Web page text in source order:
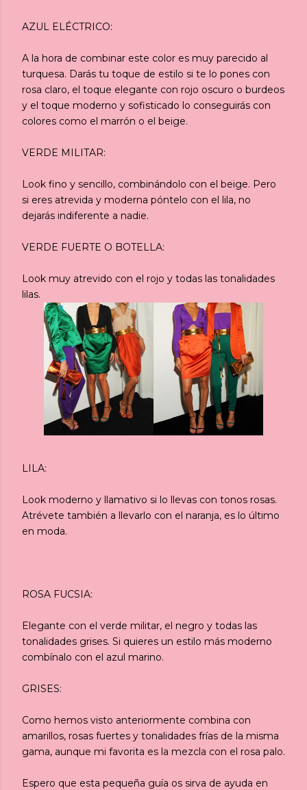
AZUL ELÉCTRICO:
A la hora de combinar este color es muy parecido al
turquesa. Darás tu toque de estilo si te lo pones con
rosa claro, el toque elegante con rojo oscuro o burdeos
y el toque moderno y sofisticado lo conseguirás con
colores como el marrón o el beige.
VERDE MILITAR:
Look fino y sencillo, combinándolo con el beige. Pero
si eres atrevida y moderna póntelo con el lila, no
dejarás indiferente a nadie.
VERDE FUERTE O BOTELLA:
Look muy atrevido con el rojo y todas las tonalidades
lilas.
LILA:
Look moderno y llamativo si lo llevas con tonos rosas.
Atrévete también a llevarlo con el naranja, es lo último
en moda.
ROSA FUCSIA:
Elegante con el verde militar, el negro y todas las
tonalidades grises. Si quieres un estilo más moderno
combínalo con el azul marino.
GRISES:
Como hemos visto anteriormente combina con
amarillos, rosas fuertes y tonalidades frías de la misma
gama, aunque mi favorita es la mezcla con el rosa palo.
Espero que esta pequeña guía os sirva de ayuda en